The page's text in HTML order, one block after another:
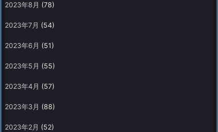
2023年8月 (78)
2023年7月 (54)
2023年6月 (51)
2023年5月 (55)
2023年4月 (57)
2023年3月 (88)
2023年2月 (52)